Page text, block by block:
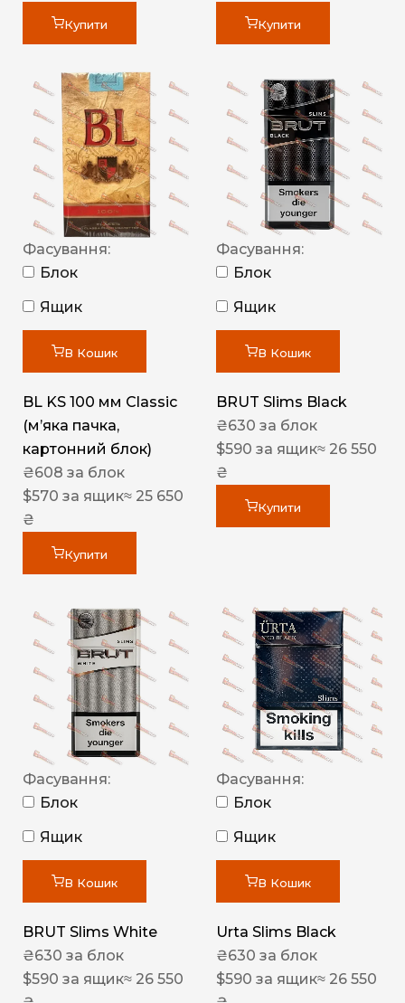
Купити Купити
Фасування:
Блок
Ящик
В Кошик
BL KS 100 мм Classic
(м’яка пачка,
картонний блок)
₴608 за блок
$570 за ящик≈ 25 650
₴
Купити
Фасування:
Блок
Ящик
В Кошик
BRUT Slims Black
₴630 за блок
$590 за ящик≈ 26 550
₴
Купити
Фасування:
Блок
Ящик
В Кошик
BRUT Slims White
₴630 за блок
$590 за ящик≈ 26 550
Фасування:
Блок
Ящик
В Кошик
Urta Slims Black
₴630 за блок
$590 за ящик≈ 26 550